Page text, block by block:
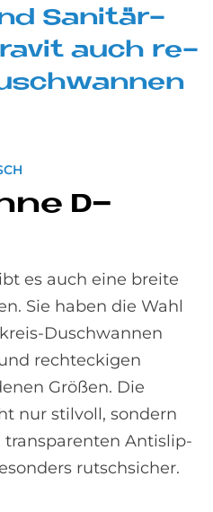
Sa­ni­tär­
auch re­
D-
es auch eine breite
Sie haben die Wahl
Duschwannen
rechteckigen
Größen. Die
nur stilvoll, sondern
Antislip-
rutschsicher.